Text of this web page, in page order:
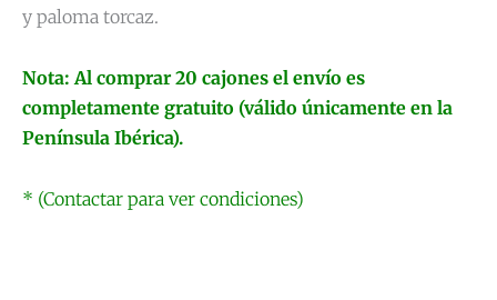
y paloma torcaz.
Nota: Al comprar 20 cajones el envío es
completamente gratuito (válido únicamente en la
Península Ibérica).
* (Contactar para ver condiciones)